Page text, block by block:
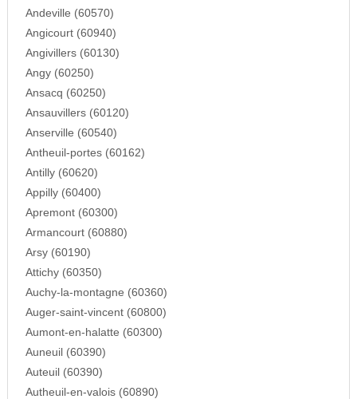
Andeville (60570)
Angicourt (60940)
Angivillers (60130)
Angy (60250)
Ansacq (60250)
Ansauvillers (60120)
Anserville (60540)
Antheuil-portes (60162)
Antilly (60620)
Appilly (60400)
Apremont (60300)
Armancourt (60880)
Arsy (60190)
Attichy (60350)
Auchy-la-montagne (60360)
Auger-saint-vincent (60800)
Aumont-en-halatte (60300)
Auneuil (60390)
Auteuil (60390)
Autheuil-en-valois (60890)